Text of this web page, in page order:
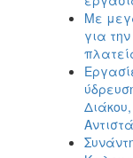
Με
για